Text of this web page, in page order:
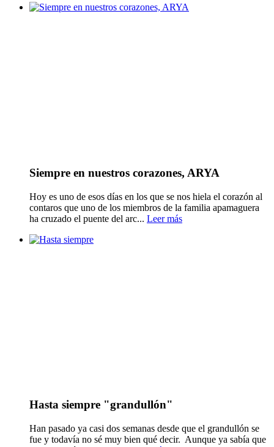
Siempre en nuestros corazones, ARYA
Hoy es uno de esos días en los que se nos hiela el corazón al
contaros que uno de los miembros de la familia apamaguera
ha cruzado el puente del arc... Leer más
Hasta siempre "grandullón"
Han pasado ya casi dos semanas desde que el grandullón se
fue y todavía no sé muy bien qué decir. Aunque ya sabía que